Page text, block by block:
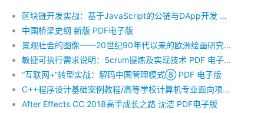
区块链开发实战：基于JavaScript的公链与DApp开发 PDF电子版
中国桥梁史纲 新版 PDF电子版
景观社会的图像——20世纪90年代以来的欧洲绘画研究 PDF 电子版
敏捷可执行需求说明：Scrum提炼及实现技术 PDF 电子版
“互联网+”转型实战：解码中国管理模式⑧ PDF 电子版
C++程序设计基础案例教程/高等学校计算机专业面向项目实践规划教材 PDF电子版
After Effects CC 2018高手成长之路 沈洁 PDF电子版